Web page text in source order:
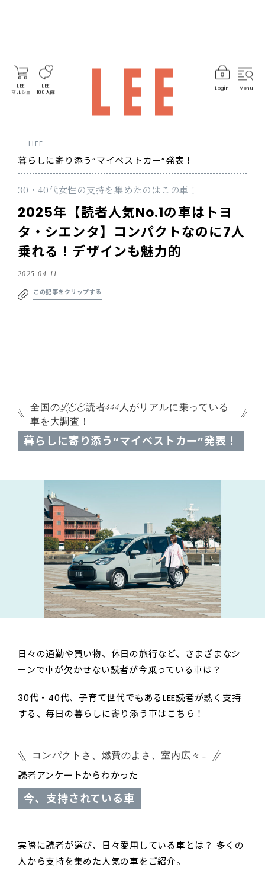
LEE
マルシェ
LEE
100人隊
Login Menu
LIFE
暮らしに寄り添う“マイベストカー”発表！
30・40代女性の支持を集めたのはこの車！
2025年【読者人気No.1の車はトヨ
タ・シエンタ】コンパクトなのに7人
乗れる！デザインも魅力的
2025.04.11
この記事をクリップする
全国のLEE読者444人がリアルに乗っている
車を大調査！
暮らしに寄り添う“マイベストカー”発表！
日々の通勤や買い物、休日の旅行など、さまざまなシ
ーンで車が欠かせない読者が今乗っている車は？
30代・40代、子育て世代でもあるLEE読者が熱く支持
する、毎日の暮らしに寄り添う車はこちら！
コンパクトさ、燃費のよさ、室内広々…
読者アンケートからわかった
今、支持されている車
実際に読者が選び、日々愛用している車とは？ 多くの
人から支持を集めた人気の車をご紹介。